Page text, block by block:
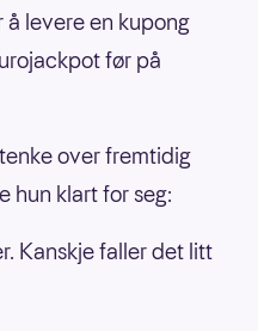
levere en kupong
før på
over fremtidig
hun klart for seg:
Kanskje faller det litt